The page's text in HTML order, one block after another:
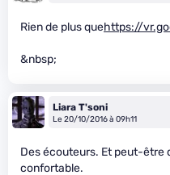
Rien de plus quehttps://
&nbsp;
Liara T'soni
Le 20/10/2016 à 09h11
Des écouteurs. Et peut-être
confortable.